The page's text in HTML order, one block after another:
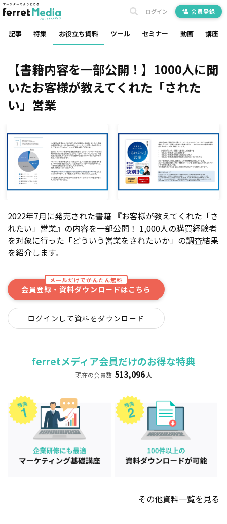
記事 特集 お役立ち資料 ツール セミナー 動画 講座
ログイン 会員登録
【書籍内容を一部公開！】1000人に聞
いたお客様が教えてくれた「された
い」営業
2022年7月に発売された書籍 『お客様が教えてくれた「さ
れたい」営業』の内容を一部公開！ 1,000人の購買経験者
を対象に行った「どういう営業をされたいか」の調査結果
を紹介します。
メールだけでかんたん無料
会員登録・資料ダウンロードはこちら
ログインして資料をダウンロード
ferretメディア会員だけのお得な特典
現在の会員数 513,096 人
その他資料一覧を見る